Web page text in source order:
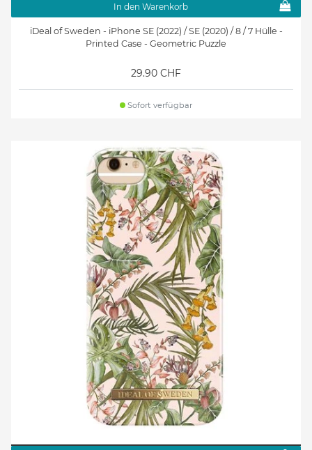
In den Warenkorb
iDeal of Sweden - iPhone SE (2022) / SE (2020) / 8 / 7 Hülle -
Printed Case - Geometric Puzzle
29.90 CHF
Sofort verfügbar